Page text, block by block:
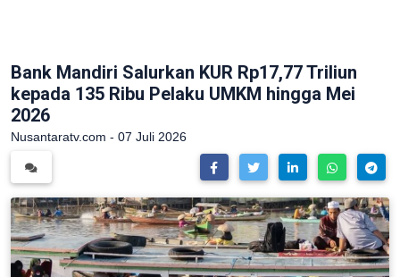
Bank Mandiri Salurkan KUR Rp17,77 Triliun
kepada 135 Ribu Pelaku UMKM hingga Mei
2026
Nusantaratv.com - 07 Juli 2026